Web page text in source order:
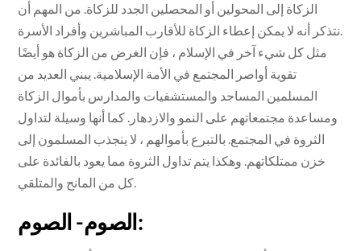
الزكاة إلى المحولين أو المحصلين الجدد للزكاة. من المهم أن
نتذكر أنه لا يمكن إعطاء الزكاة للأقارب المباشرين وأفراد الأسرة.
مثل كل شيء آخر في الإسلام ، فإن الغرض من الزكاة هو أيضًا
تقوية أواصر المجتمع في الأمة الإسلامية. يبني العديد من
المسلمين المساجد والمستشفيات والمدارس بأموال الزكاة
ومساعدة مجتمعاتهم على النمو والازدهار. كما أنها وسيلة لتداول
الثروة في المجتمع. بالتبرع بأموالهم ، لا ينجذب المسلمون إلى
خزن ممتلكاتهم. وهكذا يتم تداول الثروة مما يعود بالفائدة على
كل من المانح والمتلقي.
الصوم- الصوم: